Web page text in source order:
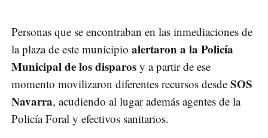
Personas que se encontraban en las inmediaciones de
la plaza de este municipio alertaron a la Policía
Municipal de los disparos y a partir de ese
momento movilizaron diferentes recursos desde SOS
Navarra, acudiendo al lugar además agentes de la
Policía Foral y efectivos sanitarios.